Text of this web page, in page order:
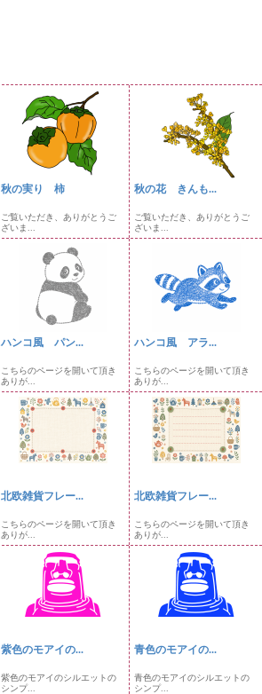
秋の実り 柿
ご覧いただき、ありがとうご
ざいま...
秋の花 きんも...
ご覧いただき、ありがとうご
ざいま...
ハンコ風 パン...
こちらのページを開いて頂き
ありが...
ハンコ風 アラ...
こちらのページを開いて頂き
ありが...
北欧雑貨フレー...
こちらのページを開いて頂き
ありが...
北欧雑貨フレー...
こちらのページを開いて頂き
ありが...
紫色のモアイの...
紫色のモアイのシルエットの
シンプ...
青色のモアイの...
青色のモアイのシルエットの
シンプ...